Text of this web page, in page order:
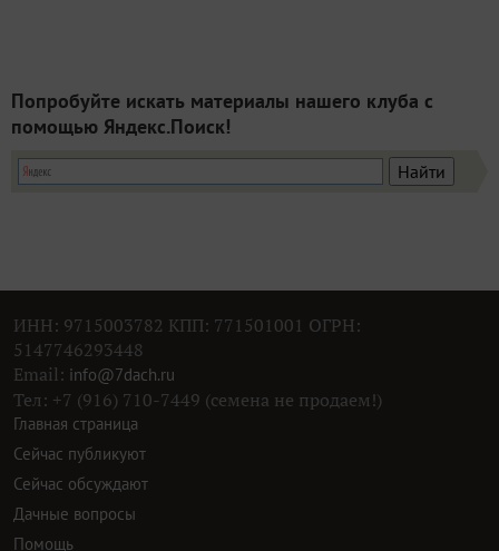
Попробуйте искать материалы нашего клуба с
помощью Яндекс.Поиск!
ИНН: 9715003782 КПП: 771501001 ОГРН:
5147746293448
Email: info@7dach.ru
Тел: +7 (916) 710-7449 (семена не продаем!)
Главная страница
Сейчас публикуют
Сейчас обсуждают
Дачные вопросы
Помощь